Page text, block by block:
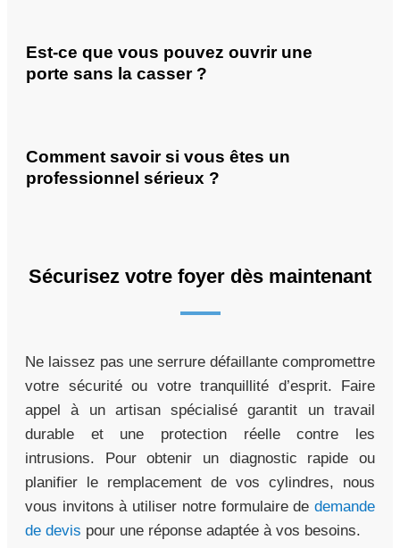
Est-ce que vous pouvez ouvrir une
porte sans la casser ?
Comment savoir si vous êtes un
professionnel sérieux ?
Sécurisez votre foyer dès maintenant
Ne laissez pas une serrure défaillante compromettre
votre sécurité ou votre tranquillité d’esprit. Faire
appel à un artisan spécialisé garantit un travail
durable et une protection réelle contre les
intrusions. Pour obtenir un diagnostic rapide ou
planifier le remplacement de vos cylindres, nous
vous invitons à utiliser notre formulaire de demande
de devis pour une réponse adaptée à vos besoins.